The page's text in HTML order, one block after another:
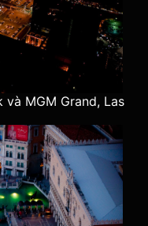
và MGM Grand, Las